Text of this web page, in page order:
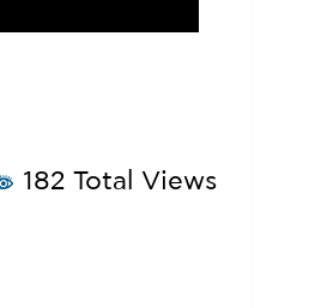
182 Total Views